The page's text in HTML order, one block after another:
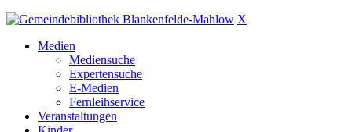
X
Medien
Mediensuche
Expertensuche
E-Medien
Fernleihservice
Veranstaltungen